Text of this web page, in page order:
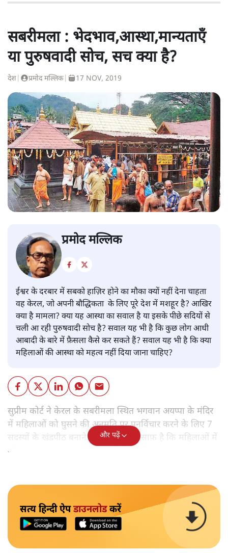
सबरीमला : भेदभाव,आस्था,मान्यताएँ
या पुरुषवादी सोच, सच क्या है?
देश प्रमोद मल्लिक 17 NOV, 2019
प्रमोद मल्लिक
ईश्वर के दरबार में सबको हाज़िर होने का मौका क्यों नहीं देना चाहता
वह केरल, जो अपनी बौद्धिकता के लिए पूरे देश में मशहूर है? आखिर
क्या है मामला? क्या यह आस्था का सवाल है या इसके पीछे सदियों से
चली आ रही पुरुषवादी सोच है? सवाल यह भी है कि कुछ लोग आधी
आबादी के बारे में फ़ैसला कैसे कर सकते हैं? सवाल यह भी है कि क्या
महिलाओं की आस्था को महत्व नहीं दिया जाना चाहिए?
सुप्रीम कोर्ट ने केरल के सबरीमला स्थित भगवान अयप्पा के मंदिर
में महिलाओं को घुसने की अनुमति पर पुनर्विचार करने के लिए 7
सदस्यों के खंडपीठ बनाने को कहा। इससे साफ़ है कि महिलाओं में
मंदिर जाने के फ़ैसले पर सरकार ने रोक नहीं लगाई है।
और पढ़ें
सत्य हिन्दी ऐपडाउनलोडकरें